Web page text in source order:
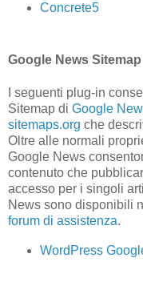
Concrete5
Google News
I seguenti plug-in
Sitemap di Google
sitemaps.org che
Oltre alle normali
Google News
contenuto che
accesso per i singoli
News sono disponibili
forum di assistenza.
WordPress